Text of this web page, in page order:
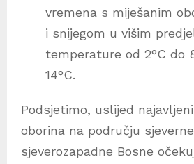
vremena s miješanim
i snijegom u višim
temperature od 2°C do
14°C.
Podsjetimo, uslijed
oborina na području
sjeverozapadne Bosne